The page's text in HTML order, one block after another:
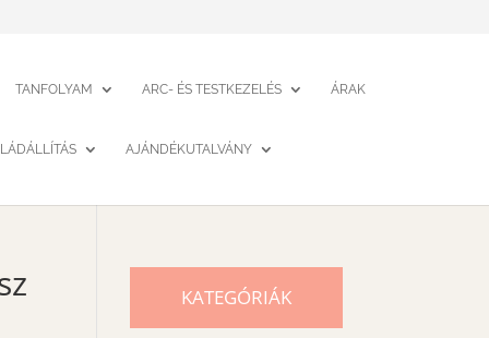
TANFOLYAM ARC- ÉS TESTKEZELÉS ÁRAK
AJÁNDÉKUTALVÁNY
KATEGÓRIÁK